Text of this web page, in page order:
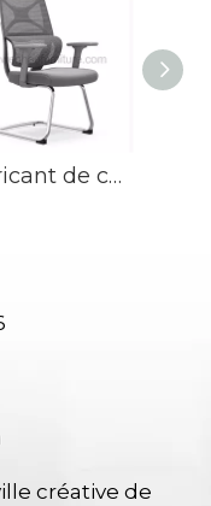
Fabricant de chaise de bureau de conférence en maille de chaises de bureau rembourrées grises en Chine
créative de